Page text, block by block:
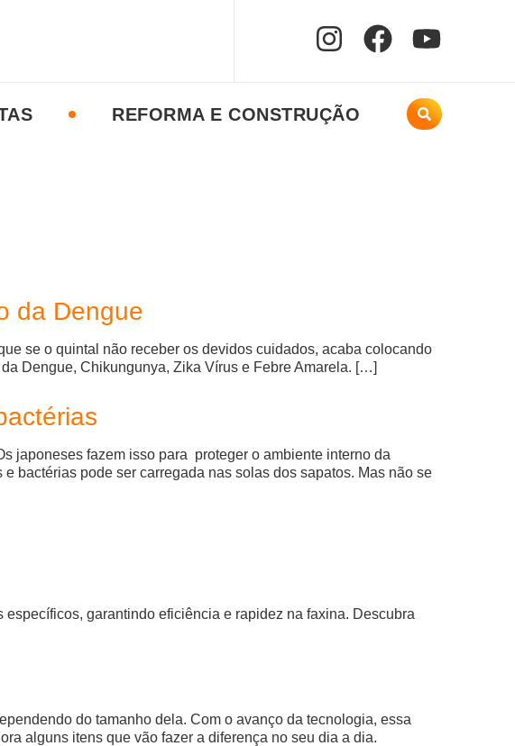
REFORMA E CONSTRUÇÃO
da Dengue
se o quintal não receber os devidos cuidados, acaba colocando
Dengue, Chikungunya, Zika Vírus e Febre Amarela. […]
japoneses fazem isso para proteger o ambiente interno da
bactérias pode ser carregada nas solas dos sapatos. Mas não se
garantindo eficiência e rapidez na faxina. Descubra
do tamanho dela. Com o avanço da tecnologia, essa
alguns itens que vão fazer a diferença no seu dia a dia.